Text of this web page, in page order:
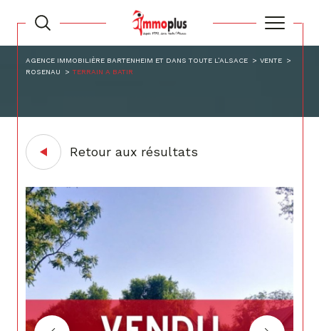
AGENCE IMMOBILIÈRE BARTENHEIM ET DANS TOUTE L’ALSACE
VENTE
ROSENAU
TERRAIN A BATIR
Retour aux résultats